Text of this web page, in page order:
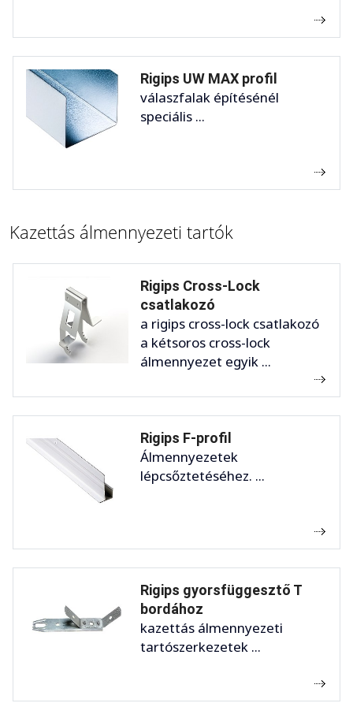
Rigips UW MAX profil
válaszfalak építésénél
speciális ...
Kazettás álmennyezeti tartók
Rigips Cross-Lock
csatlakozó
a rigips cross-lock csatlakozó
a kétsoros cross-lock
álmennyezet egyik ...
Rigips F-profil
Álmennyezetek
lépcsőztetéséhez. ...
Rigips gyorsfüggesztő T
bordához
kazettás álmennyezeti
tartószerkezetek ...